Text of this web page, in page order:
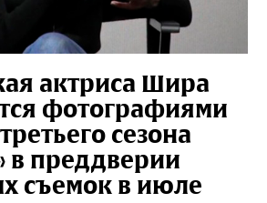
актриса Шира
фотографиями
сезона
в преддверии
съемок в июле